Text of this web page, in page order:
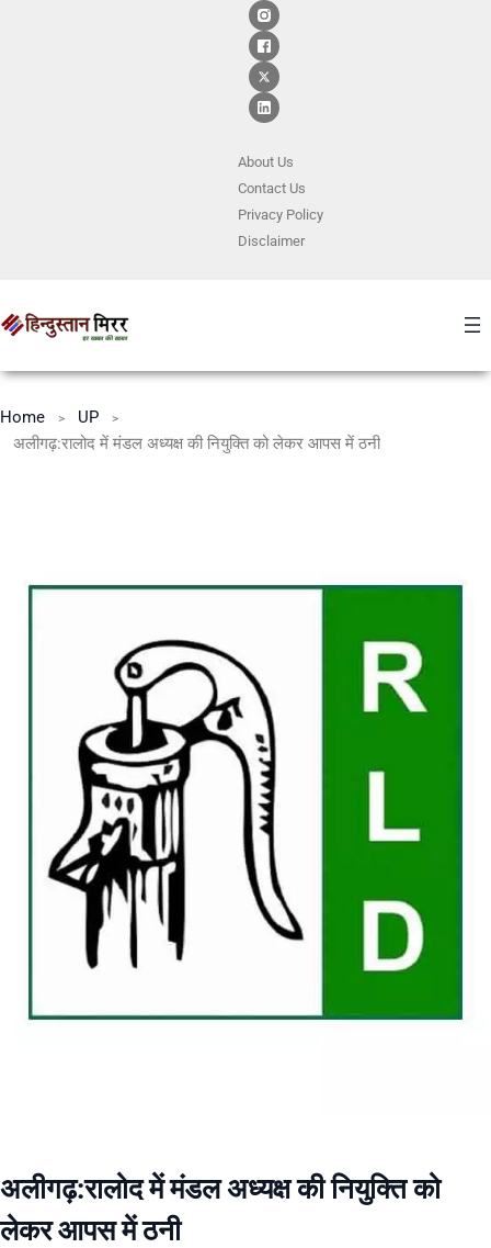
About Us
ContactUs
Privacy Policy
Disclaimer
Home
UP
अलीगढ़:रालोद में मंडल अध्यक्ष की नियुक्ति को लेकर आपस में ठनी
अलीगढ़:रालोद में मंडल अध्यक्ष की नियुक्ति को
लेकर आपस में ठनी